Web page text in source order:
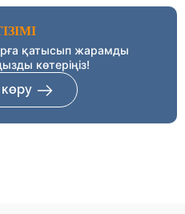
қатысып жарамды
көтеріңіз!
көру